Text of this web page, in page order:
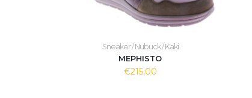
Sneaker / Nubuck / Kaki
MEPHISTO
€215,00